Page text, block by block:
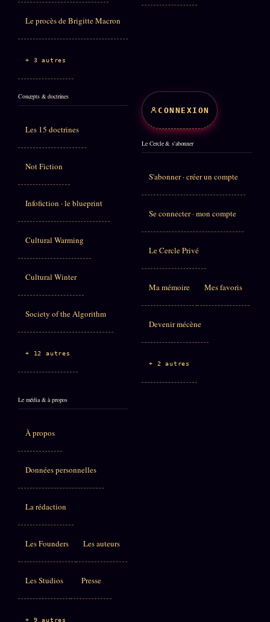
Le procès de Brigitte Macron
+ 3 autres
Concepts & doctrines
Les 15 doctrines
Not Fiction
Infofiction · le blueprint
Cultural Warming
Cultural Winter
Society of the Algorithm
+ 12 autres
CONNEXION
Le Cercle & s'abonner
S'abonner · créer un compte
Se connecter · mon compte
Le Cercle Privé
Ma mémoire Mes favoris
Devenir mécène
+ 2 autres
Le média & à propos
À propos
Données personnelles
La rédaction
Les Founders Les auteurs
Les Studios Presse
+ 9 autres